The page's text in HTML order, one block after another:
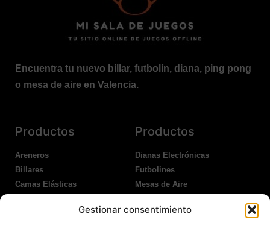
Gestionar consentimiento
Encuentra tu nuevo billar, futbolín, diana, ping pong
o mesa de aire en Valencia.
Productos
Areneros
Billares
Camas Elásticas
Productos
Dianas Electrónicas
Futbolines
Mesas de Aire
Ping Pong Exterior